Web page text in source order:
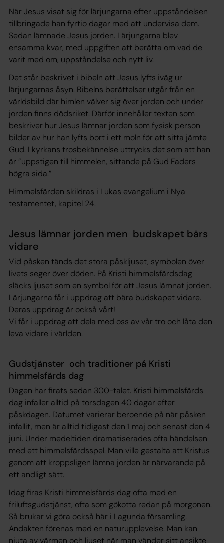
När Jesus visat sig för lärjungarna efter uppståndelsen
tillbringade han fyrtio dagar med att undervisa dem.
Sedan lämnade Jesus jorden. Lärjungarna blev
ensamma kvar, med uppgiften att berätta om vad de
varit med om, uppståndelse och nytt liv.
Det står beskrivet i bibeln att Jesus lyfts iväg ur
lärjungarnas åsyn. Bibelns berättelser utgår från en
världsbild där himlen välver sig över jorden och under
jorden finns dödsriket. Därför innehåller texten som
beskriver hur Jesus lämnar jorden som fysisk person
bilder av hur han lyfts bort i ett moln för att sitta jämte
Gud. I kyrkans trosbekännelse uttrycks det som att han
är ”uppstigen till himmelen, sittande på Gud Faders
högra sida.”
Himmelsfärden skildras i Lukas evangelium i Nya
testamentet, kapitel 24.
Jesus lämnar jorden men budskapet bärs
vidare
Vid påsken tänds det stora påskljuset, symbolen över
livets seger över döden. På Kristi himmelsfärdsdag
släcks ljuset som en symbol för att Jesus lämnat jorden.
Lärjungarna får i uppdrag att bära budskapet vidare.
Deras uppdrag är också vårt!
Vi får i uppdrag att dela med oss av vår tro och låta den
leva vidare i världen.
Gudstjänster och traditioner på Kristi
himmelsfärds dag
Dagen har firats sedan 300-talet. Kristi himmelsfärds
dag infaller alltid på torsdagen 40 dagar efter
påskdagen. Datumet varierar beroende på när påsken
infallit, men är alltid tidigast den 1 maj och senast den 4
juni. Under medeltiden dramatiserades ofta händelsen
med ett himmelsfärdsspel. Man ville gestalta att Kristus
genom att kroppsligen lämna jorden är närvarande på
ett andligt sätt.
Idag firas Kristi himmelsfärds dag ofta med en
friluftsgudstjänst, ofta som gökotta redan på morgonen.
Så brukar vi göra också här i Lagunda församling.
Andakten förenas med en naturupplevelse. Man kan
njuta av värmen och ljuset när man vänder sitt ansikte